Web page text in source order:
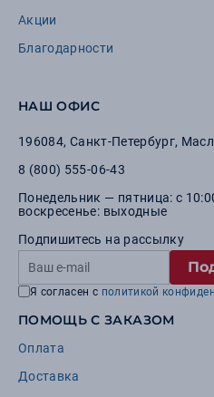
Акции
Благодарности
НАШ ОФИС
196084, Санкт-Петербург,
8 (800) 555-06-43
Понедельник — пятница: с
воскресенье: выходные
Подпишитесь на рассылку
Я согласен с политикой
ПОМОЩЬ С ЗАКАЗОМ
Оплата
Доставка